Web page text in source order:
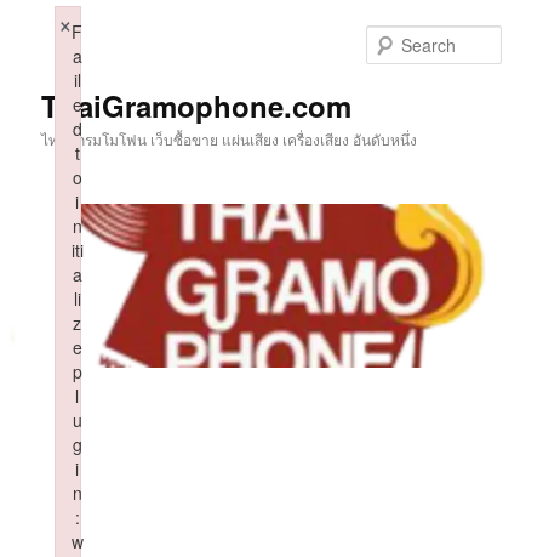
ThaiGramophone.com
ไทยแกรมโมโฟน เว็บซื้อขาย แผ่นเสียง เครื่องเสียง อันดับหนึ่ง
F
a
il
e
d
t
o
i
n
iti
a
li
z
e
p
l
u
g
i
n
:
w
×